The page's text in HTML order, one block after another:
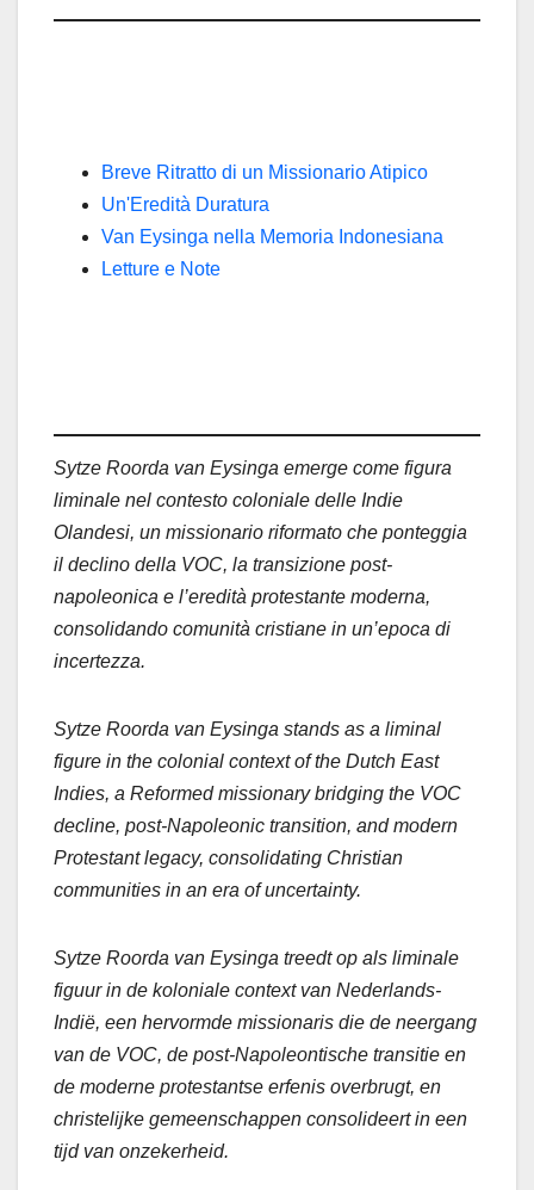
Breve Ritratto di un Missionario Atipico
Un'Eredità Duratura
Van Eysinga nella Memoria Indonesiana
Letture e Note
Sytze Roorda van Eysinga emerge come figura
liminale nel contesto coloniale delle Indie
Olandesi, un missionario riformato che ponteggia
il declino della VOC, la transizione post-
napoleonica e l’eredità protestante moderna,
consolidando comunità cristiane in un’epoca di
incertezza.
Sytze Roorda van Eysinga stands as a liminal
figure in the colonial context of the Dutch East
Indies, a Reformed missionary bridging the VOC
decline, post-Napoleonic transition, and modern
Protestant legacy, consolidating Christian
communities in an era of uncertainty.
Sytze Roorda van Eysinga treedt op als liminale
figuur in de koloniale context van Nederlands-
Indië, een hervormde missionaris die de neergang
van de VOC, de post-Napoleontische transitie en
de moderne protestantse erfenis overbrugt, en
christelijke gemeenschappen consolideert in een
tijd van onzekerheid.